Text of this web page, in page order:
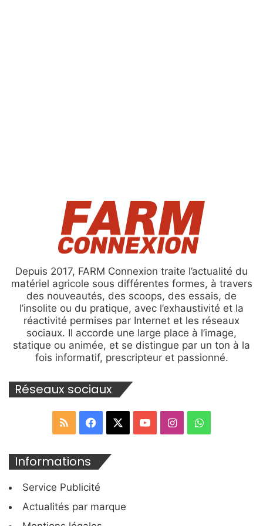
Depuis 2017, FARM Connexion traite l’actualité du
matériel agricole sous différentes formes, à travers
des nouveautés, des scoops, des essais, de
l’insolite ou du pratique, avec l’exhaustivité et la
réactivité permises par Internet et les réseaux
sociaux. Il accorde une large place à l’image,
statique ou animée, et se distingue par un ton à la
fois informatif, prescripteur et passionné.
Réseaux sociaux
RSS Facebook YouTubeInstagramWhatsApp
Informations
Service Publicité
Actualités par marque